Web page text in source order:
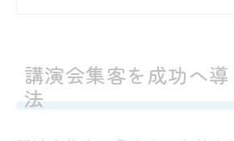
見込み客が増える講演会集客の
講演会集客を成功へ
法